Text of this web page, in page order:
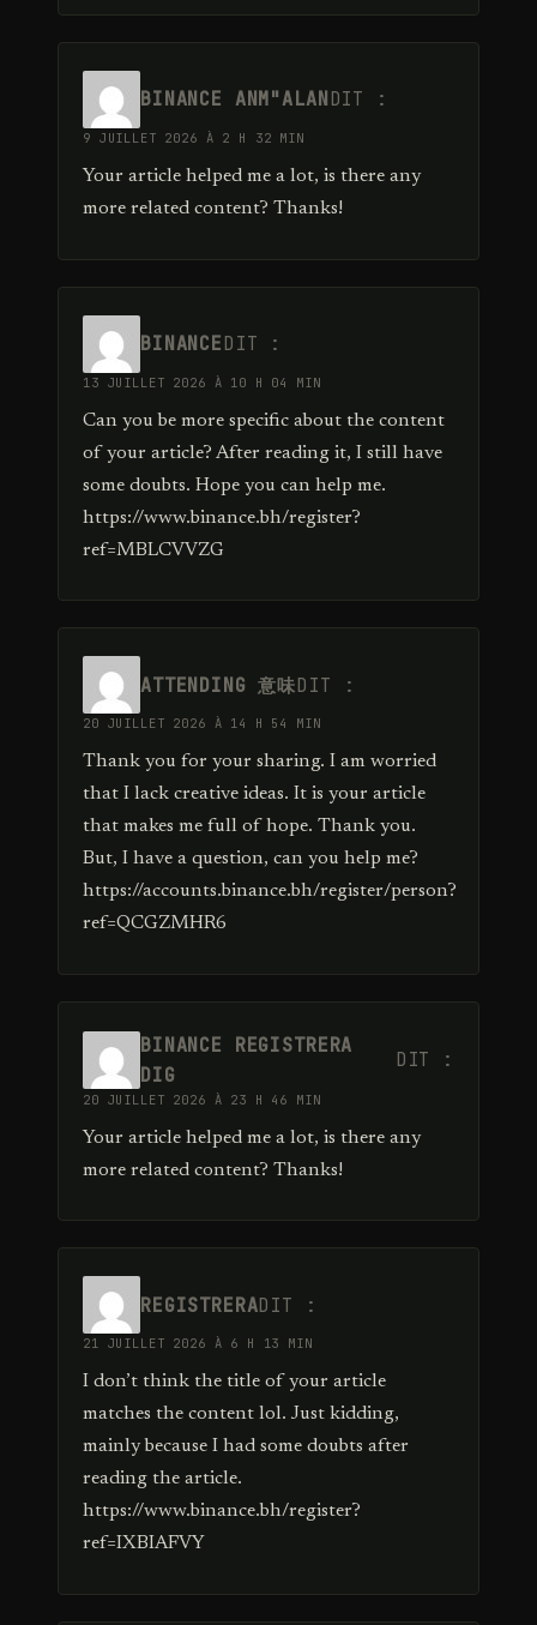
BINANCE ANM"ALANDIT :
9 JUILLET 2026 À 2 H 32 MIN
Your article helped me a lot, is there any
more related content? Thanks!
BINANCEDIT :
13 JUILLET 2026 À 10 H 04 MIN
Can you be more specific about the content
of your article? After reading it, I still have
some doubts. Hope you can help me.
https://www.binance.bh/register?
ref=MBLCVVZG
ATTENDING 意味DIT :
20 JUILLET 2026 À 14 H 54 MIN
Thank you for your sharing. I am worried
that I lack creative ideas. It is your article
that makes me full of hope. Thank you.
But, I have a question, can you help me?
https://accounts.binance.bh/register/person?
ref=QCGZMHR6
BINANCE REGISTRERA
DIG
DIT :
20 JUILLET 2026 À 23 H 46 MIN
Your article helped me a lot, is there any
more related content? Thanks!
REGISTRERADIT :
21 JUILLET 2026 À 6 H 13 MIN
I don’t think the title of your article
matches the content lol. Just kidding,
mainly because I had some doubts after
reading the article.
https://www.binance.bh/register?
ref=IXBIAFVY